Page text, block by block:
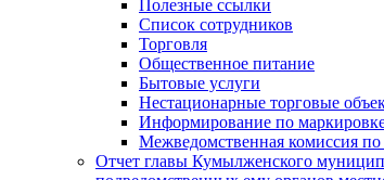
Полезные ссылки
Список сотрудников
Торговля
Общественное питание
Бытовые услуги
Нестационарные торговые
Информирование по
Межведомственная комиссия
Отчет главы Кумылженского